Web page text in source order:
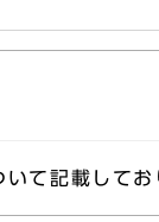
て記載してお